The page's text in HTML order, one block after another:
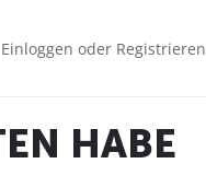
Einloggen oder Registrieren
HABE